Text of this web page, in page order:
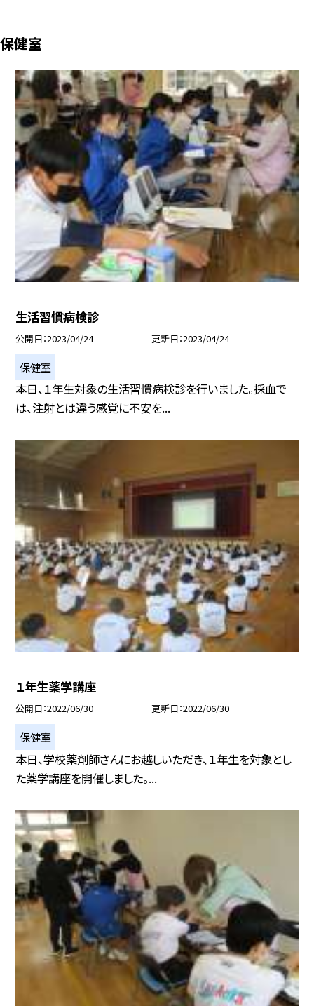
保健室
生活習慣病検診
公開日 2023/04/24 更新日 2023/04/24
保健室
本日、１年生対象の生活習慣病検診を行いました。採血で
は、注射とは違う感覚に不安を...
１年生薬学講座
公開日 2022/06/30 更新日 2022/06/30
保健室
本日、学校薬剤師さんにお越しいただき、１年生を対象とし
た薬学講座を開催しました。...